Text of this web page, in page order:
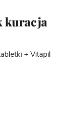
kuracja
+ Vitapil